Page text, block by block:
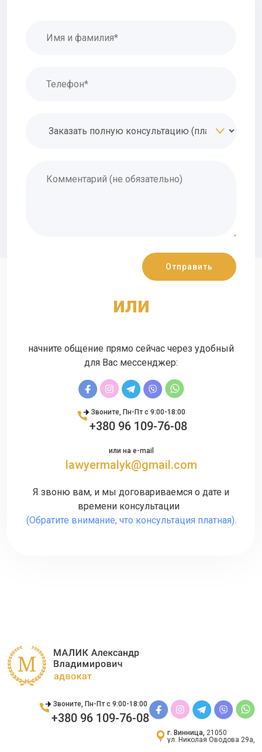
или
начните общение прямо сейчас через удобный
для Вас мессенджер:
Звоните, Пн-Пт с 9:00-18:00
+380 96 109-76-08
или на e-mail
lawyermalyk@gmail.com
Я звоню вам, и мы договариваемся о дате и
времени консультации
(Обратите внимание, что консультация платная).
Звоните, Пн-Пт с 9:00-18:00
+380 96 109-76-08
г. Винница, 21050
ул. Николая Оводова 29а,